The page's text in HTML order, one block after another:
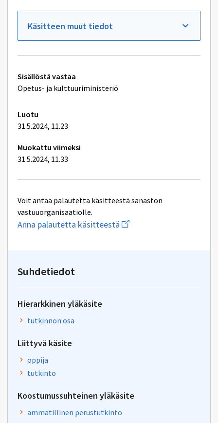
Käsitteen muut tiedot
Tekniset
lisätiedot
Sisällöstä vastaa
Opetus- ja kulttuuriministeriö
Luotu
31.5.2024, 11.23
Muokattu viimeksi
31.5.2024, 11.33
Voit antaa palautetta käsitteestä sanaston
vastuuorganisaatiolle.
Anna palautetta käsitteestä Aloita
uuden
Suhdetiedot
Hierarkkinen yläkäsite
tutkinnon osa
Liittyvä käsite
oppija
tutkinto
Koostumussuhteinen yläkäsite
ammatillinen perustutkinto